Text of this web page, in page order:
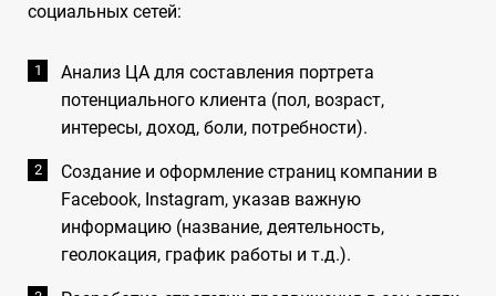
социальных сетей:
Анализ ЦА для составления портрета
потенциального клиента (пол, возраст,
интересы, доход, боли, потребности).
Создание и оформление страниц компании в
Facebook, Instagram, указав важную
информацию (название, деятельность,
геолокация, график работы и т.д.).